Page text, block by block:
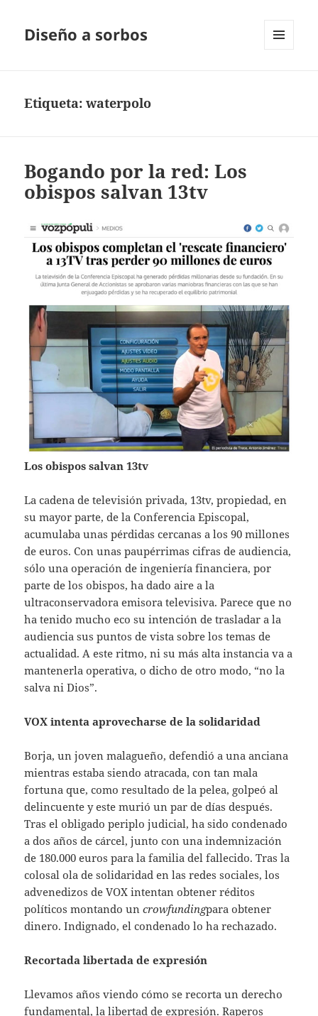
Diseño a sorbos
Etiqueta:waterpolo
Bogando por la red: Los
obispos salvan 13tv
Los obispos salvan 13tv
La cadena de televisión privada, 13tv, propiedad, en
su mayor parte, de la Conferencia Episcopal,
acumulaba unas pérdidas cercanas a los 90 millones
de euros. Con unas paupérrimas cifras de audiencia,
sólo una operación de ingeniería financiera, por
parte de los obispos, ha dado aire a la
ultraconservadora emisora televisiva. Parece que no
ha tenido mucho eco su intención de trasladar a la
audiencia sus puntos de vista sobre los temas de
actualidad. A este ritmo, ni su más alta instancia va a
mantenerla operativa, o dicho de otro modo, “no la
salva ni Dios”.
VOX intenta aprovecharse de la solidaridad
Borja, un joven malagueño, defendió a una anciana
mientras estaba siendo atracada, con tan mala
fortuna que, como resultado de la pelea, golpeó al
delincuente y este murió un par de días después.
Tras el obligado periplo judicial, ha sido condenado
a dos años de cárcel, junto con una indemnización
de 180.000 euros para la familia del fallecido. Tras la
colosal ola de solidaridad en las redes sociales, los
advenedizos de VOX intentan obtener réditos
políticos montando uncrowfundingpara obtener
dinero. Indignado, el condenado lo ha rechazado.
Recortada libertada de expresión
Llevamos años viendo cómo se recorta un derecho
fundamental, la libertad de expresión. Raperos